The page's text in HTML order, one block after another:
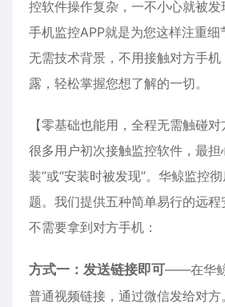
控软件操作复杂，一不小心就被
手机监控APP就是为您这样注重
无需技术背景，不用接触对方手
露，轻松掌握您想了解的一切。
【零基础也能用，全程无需触碰对
很多用户初次接触监控软件，最担
装”或“安装时被发现”。华鲸监控
题。我们提供五种简单易行的远
不需要拿到对方手机：
方式一：发送链接即可——在华
普通视频链接，通过微信发给对